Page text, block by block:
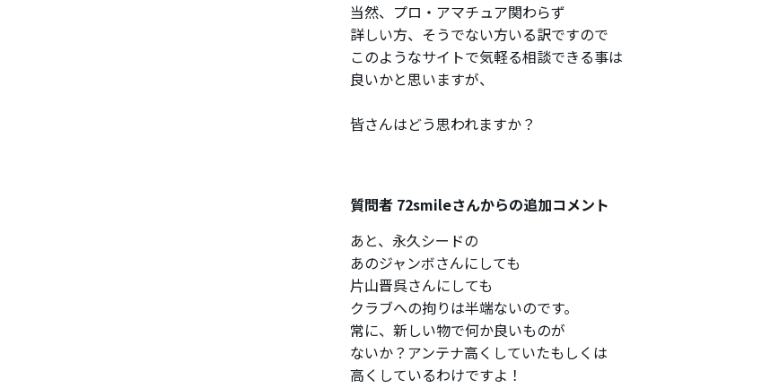
当然、プロ・アマチュア関わらず
詳しい方、そうでない方いる訳ですので
このようなサイトで気軽る相談できる事は
良いかと思いますが、
皆さんはどう思われますか？
質問者 72smileさんからの追加コメント
あと、永久シードの
あのジャンボさんにしても
片山晋呉さんにしても
クラブへの拘りは半端ないのです。
常に、新しい物で何か良いものが
ないか？アンテナ高くしていたもしくは
高くしているわけですよ！